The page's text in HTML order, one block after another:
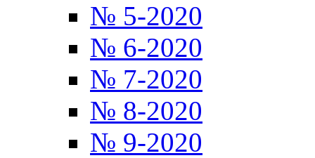
№ 5-2020
№ 6-2020
№ 7-2020
№ 8-2020
№ 9-2020